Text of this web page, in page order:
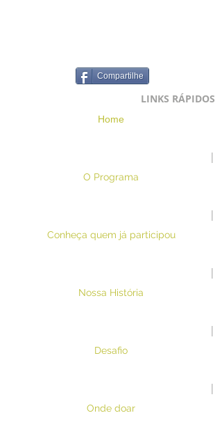
Compartilhe
LINKS RÁPIDOS
Home
|
O Programa
|
Conheça quem já participou
|
Nossa História
|
Desafio
|
Onde doar